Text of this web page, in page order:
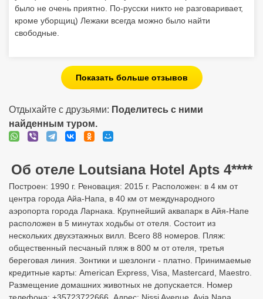
найденным туром.
Построен: 1990 г. Реновация: 2015 г. Расположен: в 4 км от
центра города Айа-Напа, в 40 км от международного
расположен в 5 минутах ходьбы от отеля. Состоит из
нескольких двухэтажных вилл. Всего 88 номеров. Пляж:
общественный песчаный пляж в 800 м от отеля, третья
Размещение домашних животных не допускается. Номер
телефона: +35723722666. Адрес: Nissi Avenue, Ayia Napa,
Cyprus. Заселение с 15:00 Выезд до 12:00